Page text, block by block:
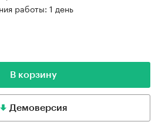
работы: 1 день
В корзину
Демоверсия